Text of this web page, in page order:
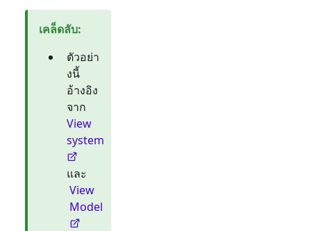
เคล็ดลับ:
ตัวอย่า
งนี้
อ้างอิง
จาก
View
system
และ
View
Model